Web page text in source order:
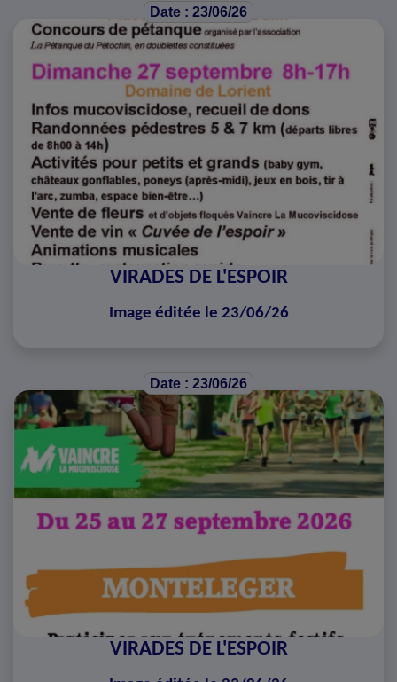
Date : 23/06/26
VIRADES DE L'ESPOIR
Image éditée le 23/06/26
Date : 23/06/26
VIRADES DE L'ESPOIR